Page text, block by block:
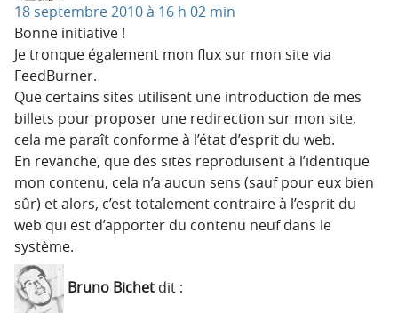
18 septembre 2010 à 16 h 02 min
Bonne initiative !
Je tronque également mon flux sur mon site via
FeedBurner.
Que certains sites utilisent une introduction de mes
billets pour proposer une redirection sur mon site,
cela me paraît conforme à l’état d’esprit du web.
En revanche, que des sites reproduisent à l’identique
mon contenu, cela n’a aucun sens (sauf pour eux bien
sûr) et alors, c’est totalement contraire à l’esprit du
web qui est d’apporter du contenu neuf dans le
système.
Bruno Bichet dit :